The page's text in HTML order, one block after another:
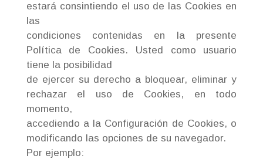
estará consintiendo el uso de las Cookies en
las
condiciones contenidas en la presente
Política de Cookies. Usted como usuario
tiene la posibilidad
de ejercer su derecho a bloquear, eliminar y
rechazar el uso de Cookies, en todo
momento,
accediendo a la Configuración de Cookies, o
modificando las opciones de su navegador.
Por ejemplo: